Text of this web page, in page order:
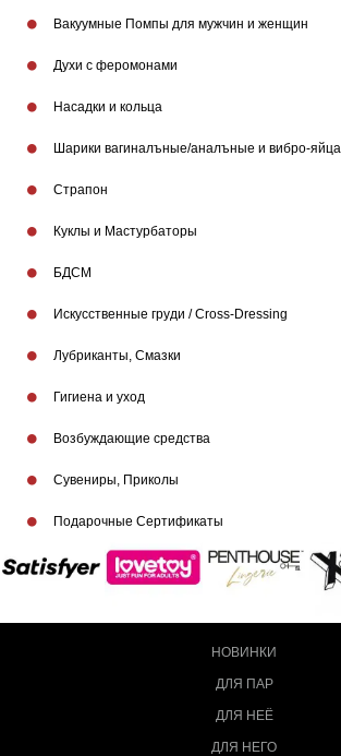
Вакуумные Помпы для мужчин и женщин
Духи с феромонами
Насадки и кольца
Шарики вагиналъные/аналъные и вибро-яйца
Страпон
Куклы и Мастурбаторы
БДСМ
Искусственные груди / Cross-Dressing
Лубриканты, Смазки
Гигиена и уход
Возбуждающие средства
Сувениры, Приколы
Подарочные Сертификаты
НОВИНКИ
ДЛЯ ПАР
ДЛЯ НЕЁ
ДЛЯ НЕГО